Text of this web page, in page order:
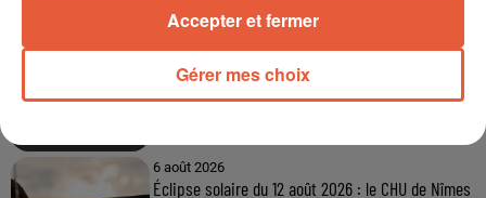
6 août 2026
abrivado à Saliers,...
6 août 2026
Éclipse solaire du 12 août 2026 : le CHU de Nîmes
Gérer mes choix
Accepter et fermer